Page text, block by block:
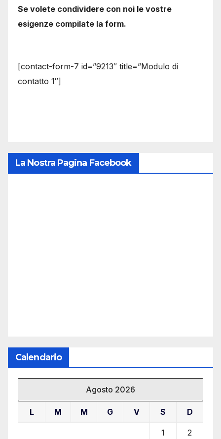
Se volete condividere con noi le vostre
esigenze compilate la form.
[contact-form-7 id=”9213″ title=”Modulo di
contatto 1″]
La Nostra Pagina Facebook
Calendario
Agosto 2026
L M M G V S D
1 2